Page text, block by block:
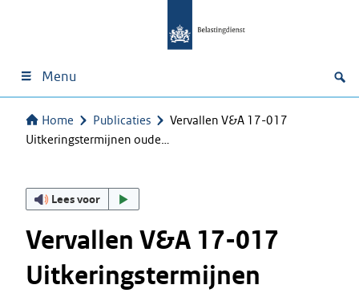
Menu
Home Publicaties
Vervallen V&A 17-017
Uitkeringstermijnen oude…
Lees voor
Vervallen V&A 17-017
Uitkeringstermijnen